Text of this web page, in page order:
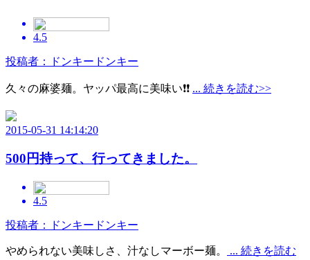
4.5
投稿者：ドンキードンキー
久々の麻婆麺。ヤッパ最高に美味い❗❗ ... 続きを読む>>
2015-05-31 14:14:20
500円持って、行ってきました。
4.5
投稿者：ドンキードンキー
やめられない美味しさ、汁なしマーボー麺。
... 続きを読む